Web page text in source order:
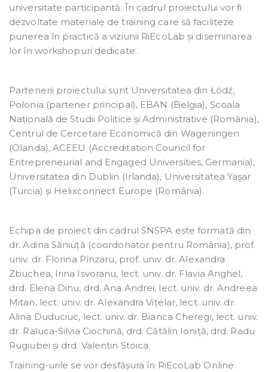
universitate participantă. În cadrul proiectului vor fi
dezvoltate materiale de training care să faciliteze
punerea în practică a viziunii RiEcoLab și diseminarea
lor în workshopuri dedicate.
Partenerii proiectului sunt Universitatea din Łódź,
Polonia (partener principal), EBAN (Belgia), Școala
Națională de Studii Politice și Administrative (România),
Centrul de Cercetare Economică din Wageningen
(Olanda), ACEEU (Accreditation Council for
Entrepreneurial and Engaged Universities, Germania),
Universitatea din Dublin (Irlanda), Universitatea Yaşar
(Turcia) și Helixconnect Europe (România).
Echipa de proiect din cadrul SNSPA este formată din
dr. Adina Săniuță (coordonator pentru România), prof.
univ. dr. Florina Pînzaru, prof. univ. dr. Alexandra
Zbuchea, Irina Isvoranu, lect. univ. dr. Flavia Anghel,
drd. Elena Dinu, drd. Ana Andrei, lect. univ. dr. Andreea
Mitan, lect. univ. dr. Alexandra Vițelar, lect. univ. dr.
Alina Duduciuc, lect. univ. dr. Bianca Cheregi, lect. univ.
dr. Raluca-Silvia Ciochină, drd. Cătălin Ioniță, drd. Radu
Rugiubei și drd. Valentin Stoica.
Training-urile se vor desfășura în RiEcoLab Online